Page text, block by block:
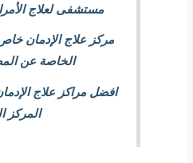
مستشفى لعلاج
مركز علاج الإدمان
الخاصة عن
افضل مراكز علاج
المركز